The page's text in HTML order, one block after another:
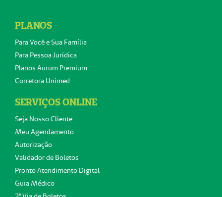
PLANOS
Para Você e Sua Família
Para Pessoa Jurídica
Planos Aurum Premium
Corretora Unimed
SERVIÇOS ONLINE
Seja Nosso Cliente
Meu Agendamento
Autorização
Validador de Boletos
Pronto Atendimento Digital
Guia Médico